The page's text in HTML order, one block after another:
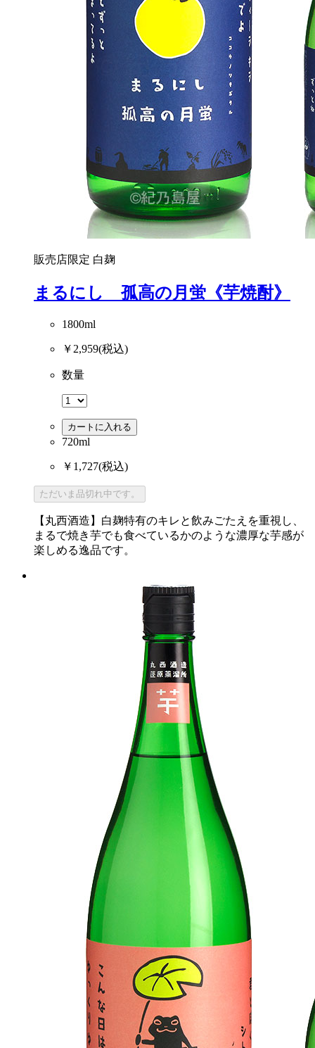
販売店限定 白麹
まるにし 孤高の月蛍《芋焼酎》
1800ml
￥2,959(税込)
数量
カートに入れる
720ml
￥1,727(税込)
ただいま品切れ中です。
【丸西酒造】白麹特有のキレと飲みごたえを重視し、
まるで焼き芋でも食べているかのような濃厚な芋感が
楽しめる逸品です。